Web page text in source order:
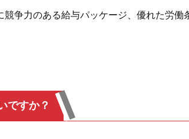
争力のある給与パッケージ、優れた労
ですか？